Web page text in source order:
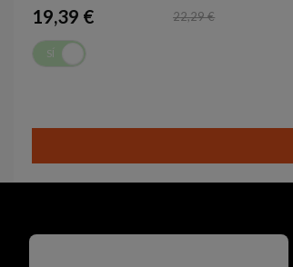
19,39 € 22,29 €
SÍ